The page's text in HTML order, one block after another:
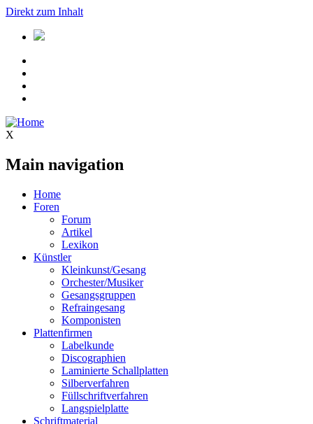
Direkt zum Inhalt
X
Main navigation
Home
Foren
Forum
Artikel
Lexikon
Künstler
Kleinkunst/Gesang
Orchester/Musiker
Gesangsgruppen
Refraingesang
Komponisten
Plattenfirmen
Labelkunde
Discographien
Laminierte Schallplatten
Silberverfahren
Füllschriftverfahren
Langspielplatte
Schriftmaterial